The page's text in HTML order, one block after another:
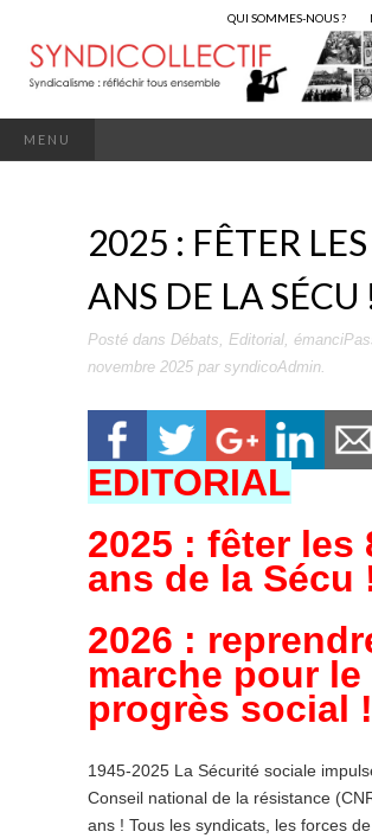
QUI SOMMES-NOUS ?
MENU
2025 : FÊTER
ANS DE LA SÉCU
Posté dans Débats, Editorial,
novembre 2025 par syndicoAdmin.
EDITORIAL
2025 : fêter les
ans de la Sécu
2026 :
marche pour le
progrès social !
1945-2025 La Sécurité sociale
Conseil national de la résistance
ans ! Tous les syndicats, les forces de